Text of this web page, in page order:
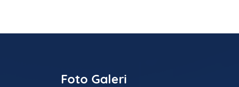
Foto Galeri